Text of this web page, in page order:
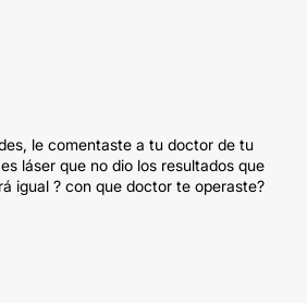
le comentaste a tu doctor de tu
láser que no dio los resultados que
igual ? con que doctor te operaste?